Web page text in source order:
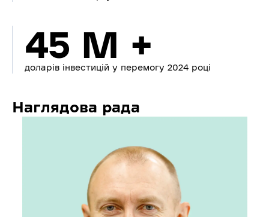
45 M +
доларів інвестицій у перемогу 2024 році
Наглядова рада